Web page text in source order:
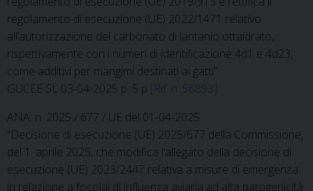
regolamento di esecuzione (UE) 2022/1471 relativo
all’autorizzazione del carbonato di lantanio ottaidrato,
rispettivamente con i numeri di identificazione 4d1 e 4d23,
come additivi per mangimi destinati ai gatti”
GUCEE SL 03-04-2025 p. 5 p [Rif. n. 56893]
ANA. n. 2025 / 677 / UE del 01-04-2025
“Decisione di esecuzione (UE) 2025/677 della Commissione,
del 1. aprile 2025, che modifica l’allegato della decisione di
esecuzione (UE) 2023/2447 relativa a misure di emergenza
in relazione a focolai di influenza aviaria ad alta patogenicità